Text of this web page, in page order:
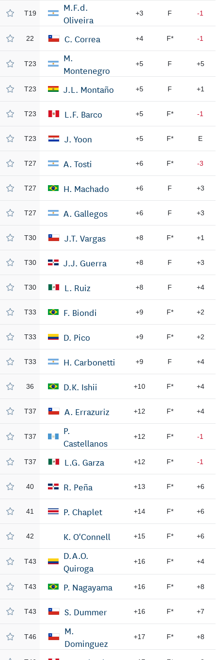
T19
M.F.d.
Oliveira
+3 F -1
22 C. Correa +4 F* -1
T23
M.
Montenegro
+5 F +5
T23 J.L. Montaño +5 F +1
T23 L.F. Barco +5 F* -1
T23 J. Yoon +5 F* E
T27 A. Tosti +6 F* -3
T27 H. Machado +6 F +3
T27 A. Gallegos +6 F +3
T30 J.T. Vargas +8 F* +1
T30 J.J. Guerra +8 F +3
T30 L. Ruiz +8 F +4
T33 F. Biondi +9 F* +2
T33 D. Pico +9 F* +2
T33 H. Carbonetti +9 F +4
36 D.K. Ishii +10 F* +4
T37 A. Errazuriz +12 F* +4
T37
P.
Castellanos
+12 F* -1
T37 L.G. Garza +12 F* -1
40 R. Peña +13 F* +6
41 P. Chaplet +14 F* +6
42 K. O'Connell +15 F* +6
T43
D.A.O.
Quiroga
+16 F* +4
T43 P. Nagayama +16 F* +8
T43 S. Dummer +16 F* +7
T46
M.
Dominguez
+17 F* +8